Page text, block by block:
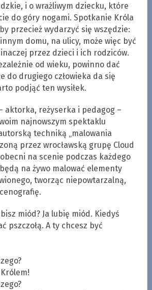
i o wrażliwym dziecku, które
do góry nogami. Spotkanie Króla
przecież wydarzyć się wszędzie:
domu, na ulicy, może więc być
przez dzieci i ich rodziców.
od wieku, powinno dać
do drugiego człowieka da się
podjąć ten wysiłek.
aktorka, reżyserka i pedagog –
najnowszym spektaklu
techniką „malowania
przez wrocławską grupę Cloud
na scenie podczas każdego
na żywo malować elementy
tworząc niepowtarzalną,
miód? Ja lubię miód. Kiedyś
pszczołą. A ty chcesz być